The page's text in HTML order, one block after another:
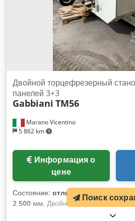
Marano Vicentino
5 862 km
Двойной торцефрезерный
панелей 3+3
Gabbiani TM56
цене
Состояние: отличное состояние (б/
2 500 мм, Двойная обрезная
панелей 3+3 рабочих группы
Поиск